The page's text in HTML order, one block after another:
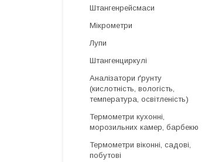
Штангенрейсмаси
Мікрометри
Лупи
Штангенциркулі
Аналізатори ґрунту
(кислотність, вологість,
температура, освітленість)
Термометри кухонні,
морозильних камер, барбекю
Термометри віконні, садові,
побутові